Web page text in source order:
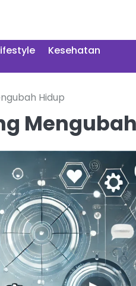
Kesehatan
Hidup